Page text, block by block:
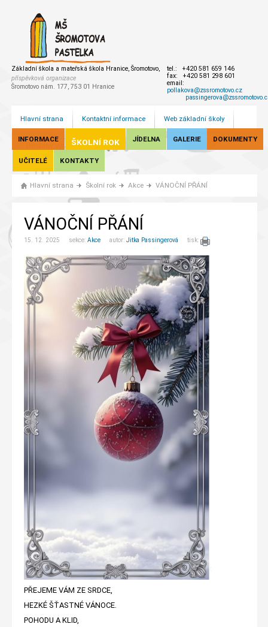
Základní škola a mateřská škola Hranice, Šromotovo,
příspěvková organizace
Šromotovo nám. 177, 753 01 Hranice
tel.: +420 581 659 146
fax: +420 581 298 601
email:
pollakova@zssromotovo.cz
Hlavní strana Kontaktní informace Web základní školy
INFORMACE ŠKOLNÍ ROK JÍDELNA GALERIE DOKUMENTY
UČITELÉ KONTAKTY
Hlavní strana Školní rok Akce VÁNOČNÍ PŘÁNÍ
VÁNOČNÍ PŘÁNÍ
15. 12. 2025 sekce: Akce autor: Jitka Passingerová tisk:
PŘEJEME VÁM ZE SRDCE,
HEZKÉ ŠŤASTNÉ VÁNOCE.
POHODU A KLID,